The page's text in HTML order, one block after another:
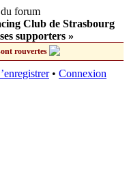
Club de Strasbourg
supporters »
rouvertes
• Connexion